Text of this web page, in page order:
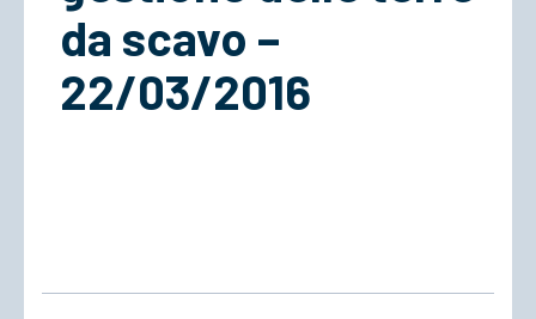
ACCEDI
da scavo –
22/03/2016